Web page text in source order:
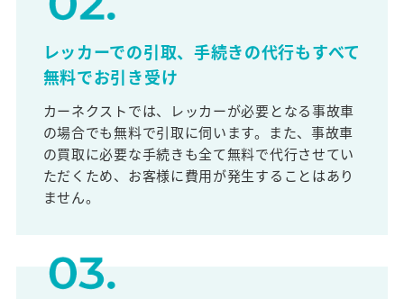
レッカーでの引取、手続きの代行もすべて
無料でお引き受け
カーネクストでは、レッカーが必要となる事故車
の場合でも無料で引取に伺います。また、事故車
の買取に必要な手続きも全て無料で代行させてい
ただくため、お客様に費用が発生することはあり
ません。